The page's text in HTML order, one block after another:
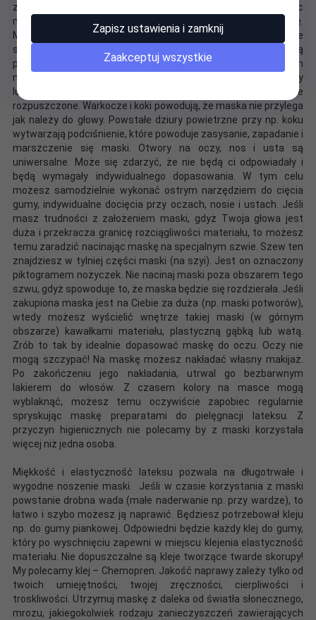
założeniu będziesz miał problemy z oddychaniem. Zakładając
maskę zachowaj spokój, bądź łagodny i nie rób tego na siłę.
Maski są wykonane z rozciągliwej gumy, ale nie oznacza to, że
są niezniszczalne! Po założeniu maski delikatnie przesuwaj ją
palcami tak by otwory na oczy i nos znalazły się na właściwym
miejscu. Nie panikuj, nie ciągnij na siłę maski za nos, wargi, oczy
lub uszy bo ją uszkodzisz. Włosy muszą być zawsze
rozpuszczone. Warkocze i koki powodują, że maska nie przylega
jak należy do głowy. Powstałe dziury powietrzne przy np. koku
wytwarzają podciśnienie, które powoduje zasysanie, zapadanie i
marszczenie się maski. Otwory na oczy, nos i usta są
uniwersalne. Może się zdarzyć, że nie będą ci odpowiadały i
będą wymagały indywidualnego dopasowania. W tym celu
możesz samodzielnie wykonać ostrym narzędziem do cięcia
gumy, indywidualne docięcia przy oczach, nosie i ustach. Jeśli
masz trudności z założeniem maski, gdyż Twoja głowa jest
duża i przekracza granicę rozciągliwości materiału, to możesz
temu zaradzić nacinając maskę na specjalnym szwie. Szew ten
znajdziesz w tylniej części maski (na szyi). Jest on oznaczony
piktogramem nożyczek. Nie nacinaj maski poza obszarem tego
szwu, gdyż spowoduje to, że maska będzie się rozdzierała. Jeśli
zakupiona maska jest na Ciebie za duża (np. maski potworów),
wtedy możesz wyścielić wnętrze takiej maski (w górnym
obszarze) kawałkami materiału, plastyczną gąbką lub watą.
Zrób to tak by idealnie dopasować maskę do oczu. Oczy nie
mogą szczypać! Na maskę możesz nakładać własny makijaż.
Po zakończeniu jego nakładania, utrwal go bezbarwnym
lakierem do włosów. Z czasem kolory na masce mogą
wyblaknąć, możesz temu oczywiście zapobiec regularnie
spryskując maskę preparatami do pielęgnacji lateksu. Z
przyczyn higienicznych nie polecamy by z maski korzystała
więcej niż jedna osoba.
Miękkość i elastyczność lateksu pozwala na długotrwałe i
wygodne noszenie maski. Jeśli w czasie korzystania z maski
powstanie drobna wada (małe naderwanie np. przy wardze), to
łatwo i szybo możesz ją naprawić. Będziesz potrzebował kleju
np. do gumy piankowej. Odpowiedni będzie każdy klej do gumy,
który po wyschnięciu zapewni w miejscu klejenia elastyczność
materiału. Nie dopuszczalne są kleje tworzące twarde skorupy!
My polecamy klej – Chemopren. Jakość naprawy zależy tylko od
twoich umiejętności, twojej zręczności, cierpliwości i
troskliwości. Utrzymuj maskę z daleka od światła słonecznego,
mrozu, jakiegokolwiek rodzaju zanieczyszczeń zawierających
Zapisz ustawienia i zamknij
Zaakceptuj wszystkie